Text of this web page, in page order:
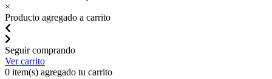
×
Producto agregado a carrito
Seguir comprando
Ver carrito
0 item(s) agregado tu carrito